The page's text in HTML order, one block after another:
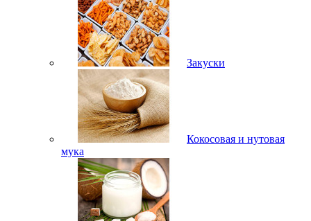
Закуски
Кокосовая и нутовая
мука